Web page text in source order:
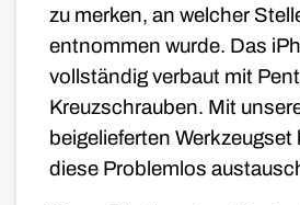
zu merken, an welcher
entnommen wurde. Das
vollständig verbaut mit
Kreuzschrauben. Mit
beigelieferten Werkzeugset
diese Problemlos